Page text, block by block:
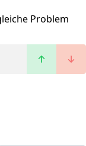
Problem